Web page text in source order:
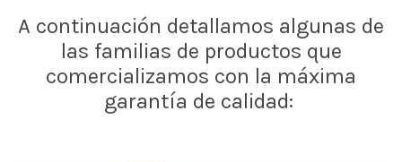
A continuación detallamos algunas de
las familias de productos que
comercializamos con la máxima
garantía de calidad: